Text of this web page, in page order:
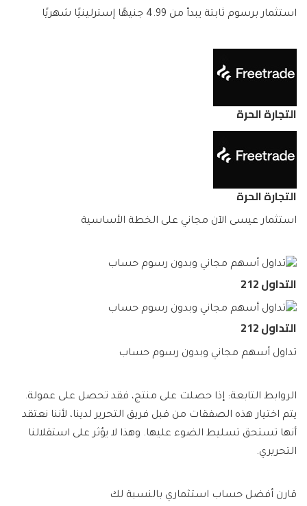
استثمار برسوم ثابتة يبدأ من 4.99 جنيهًا إسترلينيًا شهريًا
التجارة الحرة
التجارة الحرة
استثمار عيسى الآن مجاني على الخطة الأساسية
التداول 212
التداول 212
تداول أسهم مجاني وبدون رسوم حساب
الروابط التابعة: إذا حصلت على منتج، فقد تحصل على عمولة.
يتم اختيار هذه الصفقات من قبل فريق التحرير لدينا، لأننا نعتقد
أنها تستحق تسليط الضوء عليها. وهذا لا يؤثر على استقلالنا
التحريري.
قارن أفضل حساب استثماري بالنسبة لك